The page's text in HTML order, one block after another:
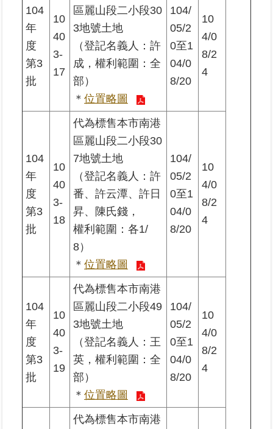
104
年
度
第3
批
10
40
3-
17
區麗山段二小段30
3地號土地
（登記名義人：許
成，權利範圍：全
部）
＊ 位置略圖
104/
05/2
0至1
04/0
8/20
10
4/0
8/2
4
104
年
度
第3
批
10
40
3-
18
代為標售本市南港
區麗山段二小段30
7地號土地
（登記名義人：許
番、許云潭、許日
昇、陳氏錢，
權利範圍：各1/
8）
＊ 位置略圖
104/
05/2
0至1
04/0
8/20
10
4/0
8/2
4
104
年
度
第3
批
10
40
3-
19
代為標售本市南港
區麗山段二小段49
3地號土地
（登記名義人：王
英，權利範圍：全
部）
＊ 位置略圖
104/
05/2
0至1
04/0
8/20
10
4/0
8/2
4
代為標售本市南港